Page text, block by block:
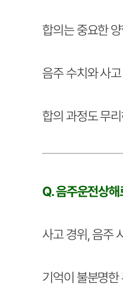
합의는 중요한
음주 수치와 사
합의 과정도 무
Q. 음주운전상
사고 경위, 음주
기억이 불분명